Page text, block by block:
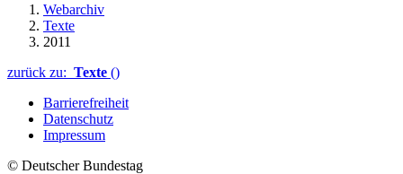
Webarchiv
Texte
2011
zurück zu: Texte ()
Barrierefreiheit
Datenschutz
Impressum
© Deutscher Bundestag